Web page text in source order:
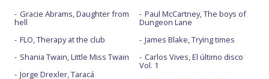
Gracie Abrams, Daughter from
hell
FLO, Therapy at the club
Shania Twain, Little Miss Twain
Jorge Drexler, Taracá
Paul McCartney, The boys of
Dungeon Lane
James Blake, Trying times
Carlos Vives, El último disco
Vol. 1